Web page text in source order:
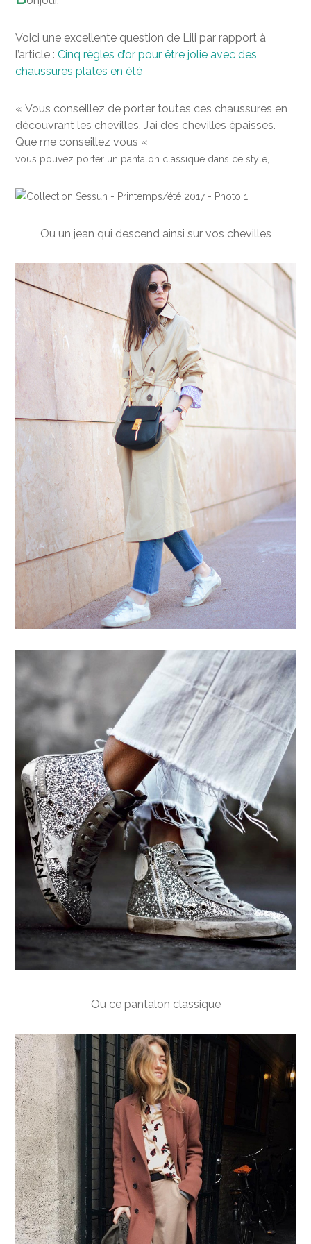
Voici une excellente question de Lili par rapport à
l’article :Cinq règles d’or pour être jolie avec des
chaussures plates en été
« Vous conseillez de porter toutes ces chaussures en
découvrant les chevilles. J’ai des chevilles épaisses.
Que me conseillez vous «
vous pouvez porter un pantalon classique dans ce style,
Ou un jean qui descend ainsi sur vos chevilles
Ou ce pantalon classique